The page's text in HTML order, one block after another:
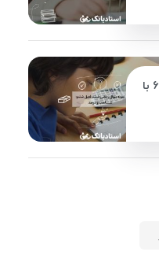
نمونه سوالات ریاضی ششم فصل 6 با